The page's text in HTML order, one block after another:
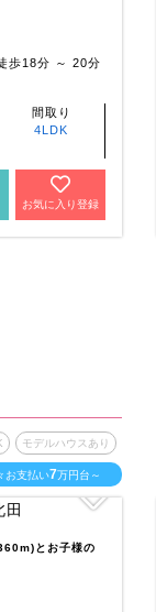
歩18分 ～ 20分
間取り
4LDK
お気に入り登録
モデルハウスあり
お支払い7万円台～
とお子様の